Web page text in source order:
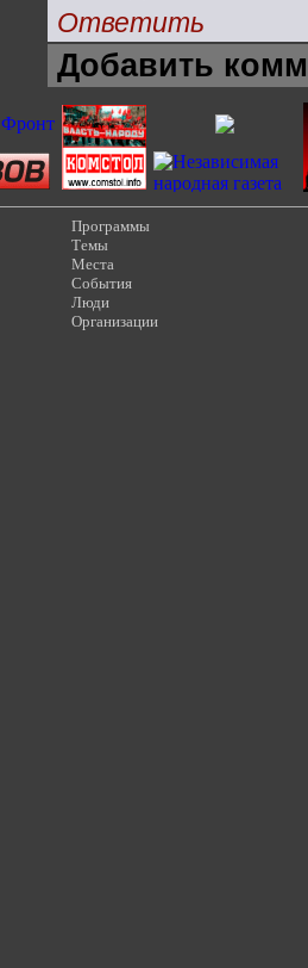
Ответить
Добавить
Программы
Темы
Места
События
Люди
Организации